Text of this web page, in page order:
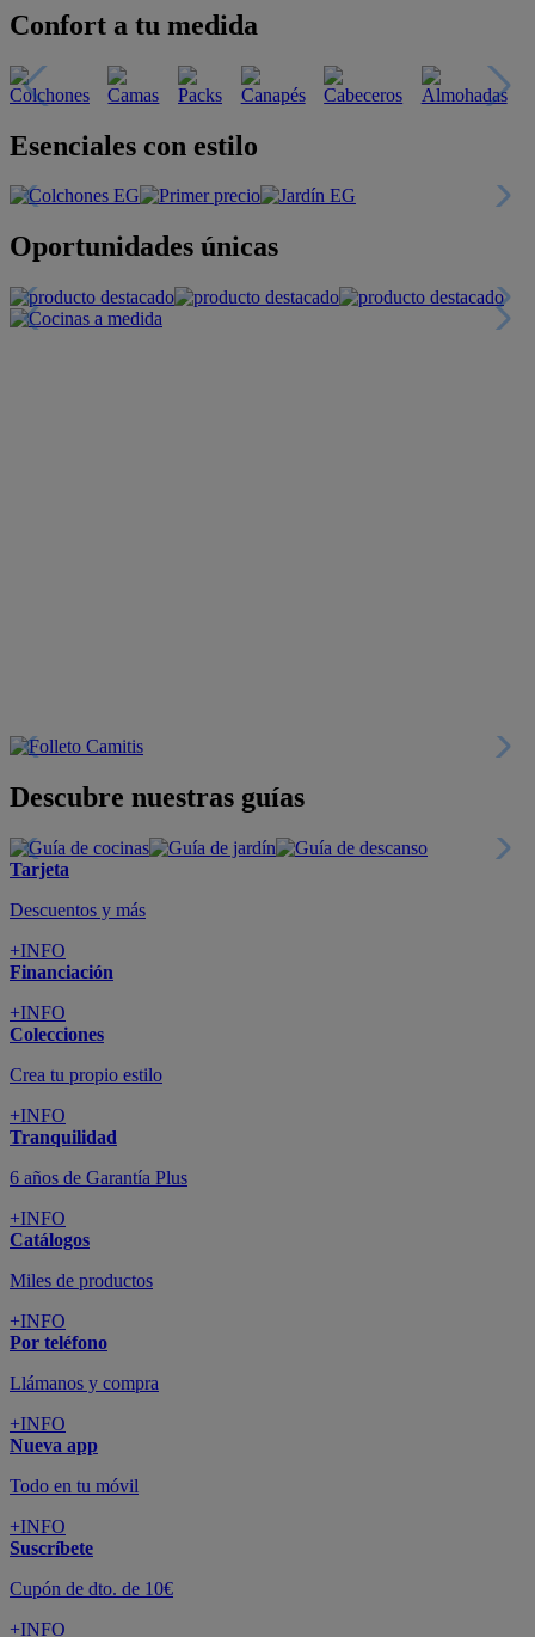
Confort a tu medida
Esenciales con estilo
Oportunidades únicas
Descubre nuestras guías
Tarjeta
Descuentos y más
+INFO
Financiación
+INFO
Colecciones
Crea tu propio estilo
+INFO
Tranquilidad
6 años de Garantía Plus
+INFO
Catálogos
Miles de productos
+INFO
Por teléfono
Llámanos y compra
+INFO
Nueva app
Todo en tu móvil
+INFO
Suscríbete
Cupón de dto. de 10€
+INFO